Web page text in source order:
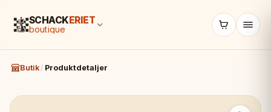
SCHACKERIET
boutique
Butik / Produktdetaljer